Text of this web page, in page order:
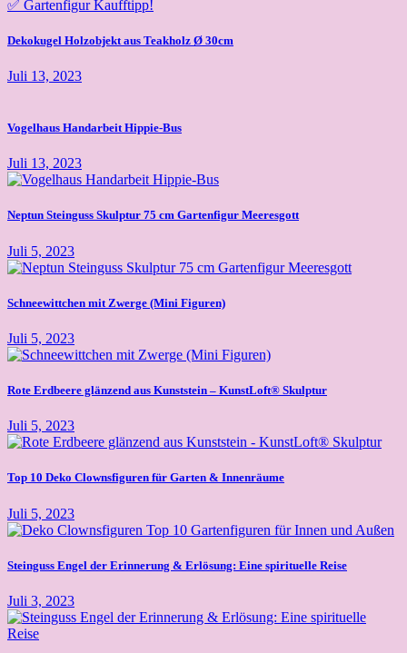
Dekokugel Holzobjekt aus Teakholz Ø 30cm
Juli 13, 2023
Vogelhaus Handarbeit Hippie-Bus
Juli 13, 2023
Neptun Steinguss Skulptur 75 cm Gartenfigur Meeresgott
Juli 5, 2023
Schneewittchen mit Zwerge (Mini Figuren)
Juli 5, 2023
Rote Erdbeere glänzend aus Kunststein – KunstLoft® Skulptur
Juli 5, 2023
Top 10 Deko Clownsfiguren für Garten & Innenräume
Juli 5, 2023
Steinguss Engel der Erinnerung & Erlösung: Eine spirituelle Reise
Juli 3, 2023